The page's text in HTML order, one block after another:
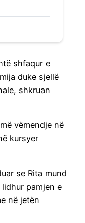
shfaqur e
duke sjellë
shkruan
vëmendje në
kursyer
se Rita mund
pamjen e
në jetën